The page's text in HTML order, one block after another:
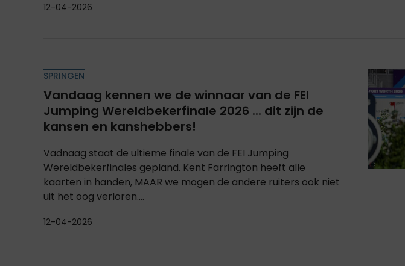
12-04-2026
SPRINGEN
Vandaag kennen we de winnaar van de FEI
Jumping Wereldbekerfinale 2026 ... dit zijn de
kansen en kanshebbers!
Vadnaag staat de ultieme finale van de FEI Jumping
Wereldbekerfinales gepland. Kent Farrington heeft alle
kaarten in handen, MAAR we mogen de andere ruiters ook niet
uit het oog verloren....
12-04-2026